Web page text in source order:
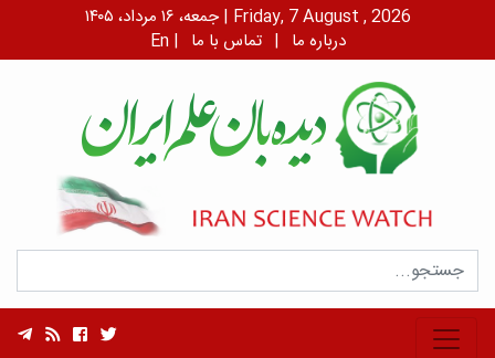
جمعه، ۱۶ مرداد، ۱۴۰۵ | Friday, 7 August , 2026
En | درباره ما | تماس با ما